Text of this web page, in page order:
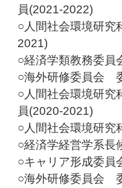
員(2021-2022)
○人間社会環境研
2021)
○経済学類教務委
○海外研修委員会
○人間社会環境研
員(2020-2021)
○人間社会環境研
○経済学経営学系
○キャリア形成委
○海外研修委員会